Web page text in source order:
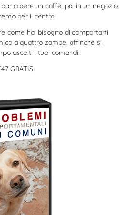
a bere un caffè, poi in un negozio
per il centro.
come hai bisogno di comportarti
a quattro zampe, affinché si
ascolti i tuoi comandi.
GRATIS